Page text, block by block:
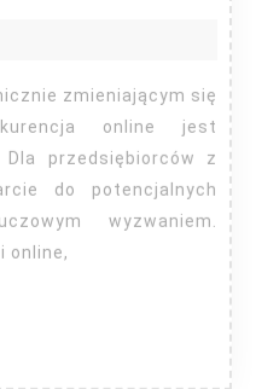
online jest
Dla przedsiębiorców z
do potencjalnych
wyzwaniem.
online,